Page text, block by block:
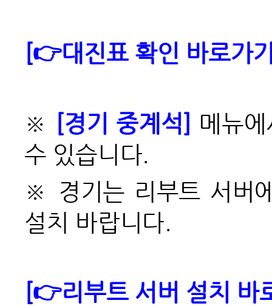
[👉대진표 확인 바로가
※ [경기 중계석] 메뉴
수 있습니다.
※ 경기는 리부트 서버
설치 바랍니다.
[👉리부트 서버 설치 바